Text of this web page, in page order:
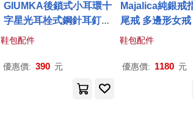
GIUMKA後鎖式小耳環十
字星光耳栓式鋼針耳釘可
戴於耳骨處銀色/玫金色單
028銀色單一支
鞋包配件
優惠價: 390 元
Majalica純銀戒
尾戒 多邊形女戒
系列 戒指可疊戴
鞋包配件
優惠價: 1180 元